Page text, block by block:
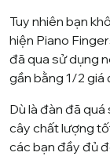
Tuy nhiên bạn
hiện Piano
đã qua sử dụng
gần bằng 1/2 giá
Dù là đàn đã
cây chất lượng
các bạn đầy đủ